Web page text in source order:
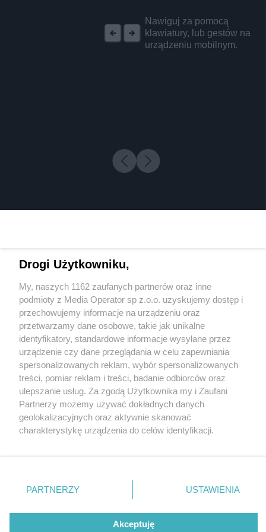
Nawiguj za pomocą
klawiatury, lub gestów na
urządzeniu mobilnym.
3 / 0
Wydawca mediów lokalnych
Nie zapomnij
zapoznać się z:
polityką prywatności regulamin korzystania z portali
Twojemiasto
Piekary Śląskie
Chorzów
Tarnowskie Góry
Gliwice
Skontakuj sięz nami
Kontakt
Wydawca
Redakcja
Drogi Użytkowniku,
My, naszych 1162 zaufanych partnerów oraz inne
podmioty z Media Operator sp z.o.o. uzyskujemy dostęp i
przechowujemy informacje na urządzeniu oraz
przetwarzamy dane osobowe, takie jak unikalne
identyfikatory, standardowe informacje wysyłane przez
urządzenie czy dane przeglądania w celu zapewniania
spersonalizowanych reklam, wybór spersonalizowanych
treści, pomiar reklam i treści, badanie odbiorców oraz
ulepszanie usług. Za zgodą Użytkownika my i Zaufani
Partnerzy możemy używać dokładnych danych
geolokalizacyjnych oraz aktywnie skanować
charakterystykę urządzenia do celów identyfikacji.
zmienić/wycofać klikając przycisk ustawień prywatności
znajdujący się w lewym dolnym rogu strony
rodzaje przetwarzania danych nie wymagają zgody
użytkownika, ale masz prawo sprzeciwić się takiemu
PARTNERZY USTAWIENIA
Akceptuję